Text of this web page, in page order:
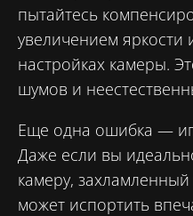
пытайтесь
увеличением яркости
настройках камеры.
шумов и
Еще одна ошибка —
Даже если вы
камеру,
может испортить